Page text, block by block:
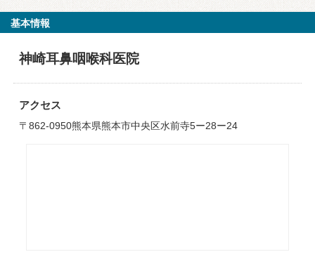
基本情報
神崎耳鼻咽喉科医院
アクセス
〒862-0950熊本県熊本市中央区水前寺5ー28ー24